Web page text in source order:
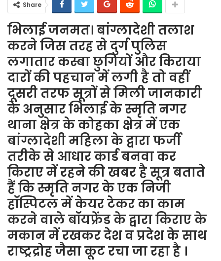
Share
भिलाई जनमत। बांग्लादेशी तलाश
करने जिस तरह से दुर्ग पुलिस
लगातार कस्बा छुगियों और किराया
दारों की पहचान में लगी है तो वहीं
दूसरी तरफ सूत्रों से मिली जानकारी
के अनुसार भिलाई के स्मृति नगर
थाना क्षेत्र के कोहका क्षेत्र में एक
बांग्लादेशी महिला के द्वारा फर्जी
तरीके से आधार कार्ड बनवा कर
किराए में रहने की खबर है सूत्र बताते
हैं कि स्मृति नगर के एक निजी
हॉस्पिटल में केयर टेकर का काम
करने वाले बॉयफ्रेंड के द्वारा किराए के
मकान में रखकर देश व प्रदेश के साथ
राष्ट्रद्रोह जैसा कूट रचा जा रहा है ।